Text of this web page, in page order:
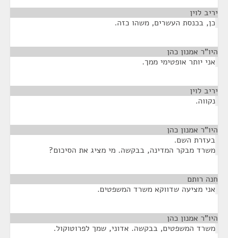
יריב לוין
כן, בכנסת העשרים, משהו כזה.
היו"ר אמנון כהן
אני יותר אופטימי ממך.
יריב לוין
נקווה.
היו"ר אמנון כהן
בעזרת השם.
משרד מבקר המדינה, בבקשה. מי מציג את הסיכום?
חנה רותם
אני מציעה שדווקא משרד המשפטים.
היו"ר אמנון כהן
משרד המשפטים, בבקשה. אדוני, שמך לפרוטוקול.